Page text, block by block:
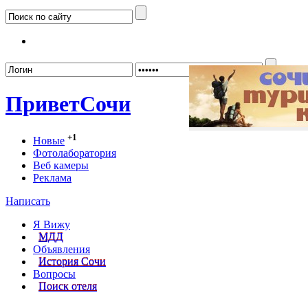
ПриветСочи
Новые +1
Фотолаборатория
Веб камеры
Реклама
Написать
Я Вижу
МДД
Объявления
История Сочи
Вопросы
Поиск отеля